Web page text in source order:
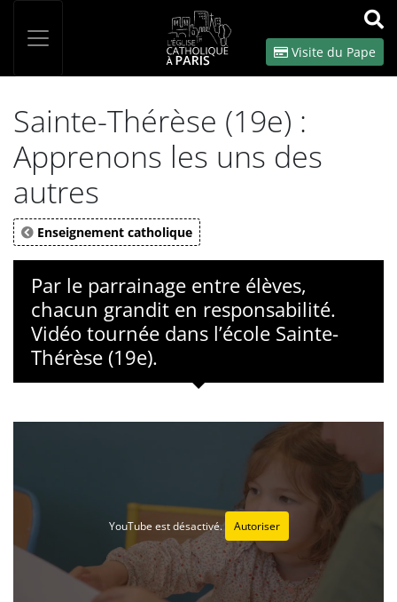
OK
Visite du Pape
Sainte-Thérèse (19e) :
Apprenons les uns des
autres
Enseignement catholique
Par le parrainage entre élèves,
chacun grandit en responsabilité.
Vidéo tournée dans l’école Sainte-
Thérèse (19e).
YouTube est désactivé. Autoriser
Panneau de gestion des cookies